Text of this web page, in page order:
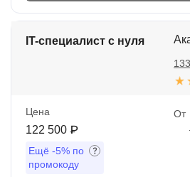
IT-специалист с нуля
Цена
122 500 ₽
Ещё -5% по
промокоду
От